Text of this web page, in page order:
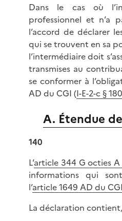
Dans le cas où
professionnel et n’a
l’accord de déclarer
qui se trouvent en sa
l’intermédiaire doit
transmises au
se conformer à
AD du CGI (I-E-2-c §
A. Étendue
140
L’article 344 G octies A
informations qui
l’article 1649 AD du CGI
La déclaration